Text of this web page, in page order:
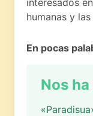
humanas y
En pocas
Nos